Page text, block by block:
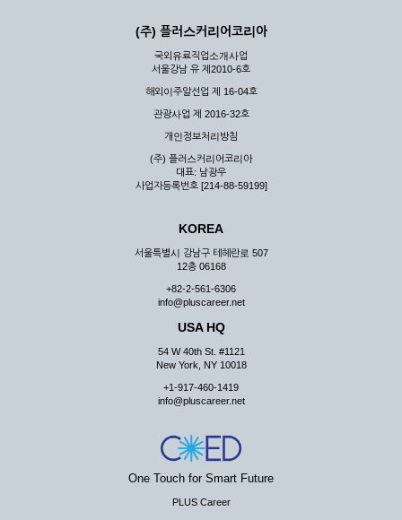
공할 수 있도록 최선의 노력을 다하여야 합니다.
게 누설, 배포하여서는 안됩니다. 다만, 관계법령에 의하여 국가
기관 등의 합법적인 요구가 있는 경우에는 해당 되지 않습니다.
③ 회사는 이용자로부터 제기되는 의견이나 불만이 정당하다고
인정할 경우에는 즉시 처리하여야 하며, 즉시 처리가 곤란한 경
우 그 처리를 위해 노력해야 합니다.
제7조 (회원의 의무)
① 회원은 ID와 비밀 번호에 관한 모든 관리의 책임이 있으며
② 회원은 이용신청서의 기재내용 중 변경된 내용이 있는 경우
서비스를 통하여 그 내용을 회사에 통지하여야 합니다.
③ 다른 회원의 ID와 비밀번호를 부당하게 사용하는 행위를
④ 회원은 회사의 서비스에서 타 사이트의 홍보행위를 하지 않
아야 하며 공공질서나 미풍약속에 위배되는 내용 혹은 저작권을
리 행위도 할 수 없습니다.
사가 통지하는 사항을 준수하여야 하며, 기타 회사의 업무에 방
해되는 행위를 하여서는 아니 됩니다.
제8조 (회원의 관리)
① 회원은 언제든 이 약관에 대한 동의를 철회할 수 있습니다.
(주) 플러스커리어코리아
국외유료직업소개사업
서울강남 유 제2010-6호
해외이주알선업 제 16-04호
관광사업 제 2016-32호
개인정보처리방침
(주) 플러스커리어코리아
대표: 남광우
사업자등록번호 [214-88-59199]
KOREA
서울특별시 강남구 테헤란로 507
12층 06168
+82-2-561-6306
info@pluscareer.net
USA HQ
54 W 40th St. #1121
New York, NY 10018
+1-917-460-1419
info@pluscareer.net
One Touch for Smart Future
PLUS Career